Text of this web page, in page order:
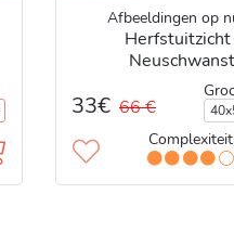
Afbeeldingen op
Herfstuitzicht
33€ 66 €